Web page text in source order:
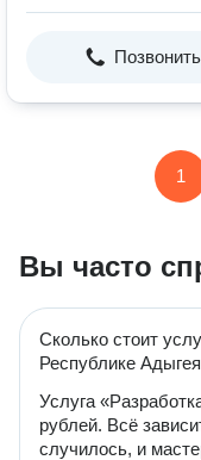
Позвонить
1
Вы часто
Сколько стоит
Республике
Услуга
рублей. Всё
случилось, и